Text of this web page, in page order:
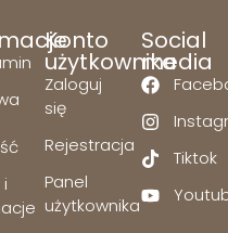
i
Konto
użytkownika
Zaloguj
się
Rejestracja
Panel
użytkownika
Social
media
Tiktok